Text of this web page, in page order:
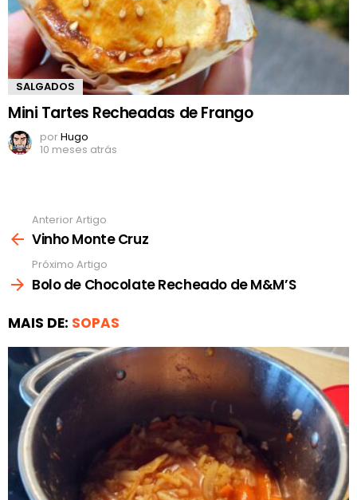
SALGADOS
Mini Tartes Recheadas de Frango
porHugo
10 meses atrás
mais
Anterior Artigo
Vinho Monte Cruz
Próximo Artigo
Bolo de Chocolate Recheado de M&M’S
MAIS DE: SOPAS